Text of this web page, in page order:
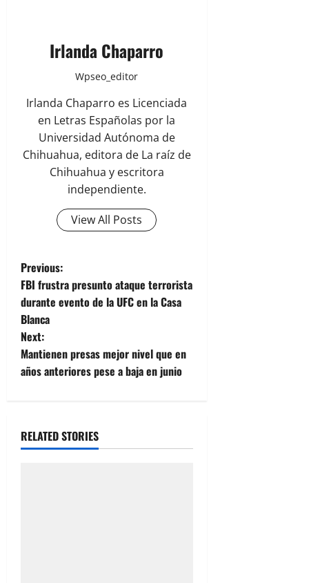
Irlanda Chaparro
Wpseo_editor
Irlanda Chaparro es Licenciada
en Letras Españolas por la
Universidad Autónoma de
Chihuahua, editora de La raíz de
Chihuahua y escritora
independiente.
View All Posts
P
o
s
t
v
Previous:
FBI frustra presunto ataque terrorista
durante evento de la UFC en la Casa
Blanca
Next:
Mantienen presas mejor nivel que en
años anteriores pese a baja en junio
RELATED STORIES